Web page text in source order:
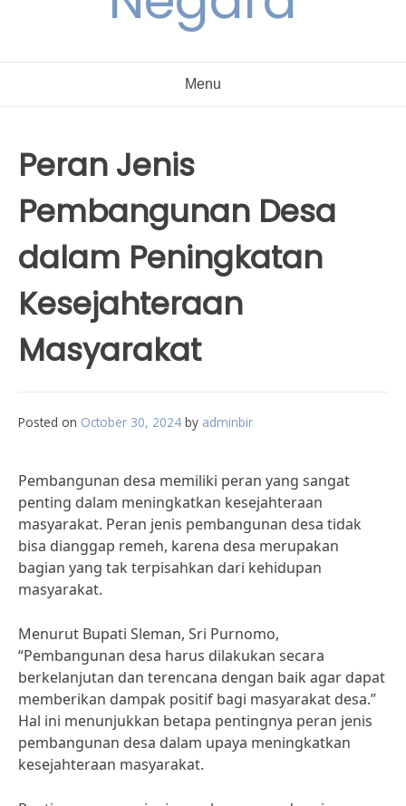
Menu
Peran Jenis
Pembangunan Desa
dalam Peningkatan
Kesejahteraan
Masyarakat
Posted on October 30, 2024 by adminbir
Pembangunan desa memiliki peran yang sangat
penting dalam meningkatkan kesejahteraan
masyarakat. Peran jenis pembangunan desa tidak
bisa dianggap remeh, karena desa merupakan
bagian yang tak terpisahkan dari kehidupan
masyarakat.
Menurut Bupati Sleman, Sri Purnomo,
“Pembangunan desa harus dilakukan secara
berkelanjutan dan terencana dengan baik agar dapat
memberikan dampak positif bagi masyarakat desa.”
Hal ini menunjukkan betapa pentingnya peran jenis
pembangunan desa dalam upaya meningkatkan
kesejahteraan masyarakat.